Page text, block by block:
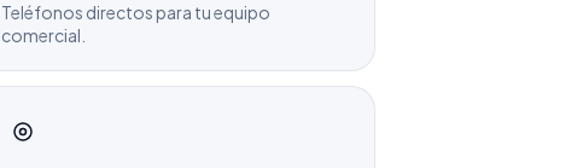
Teléfonos directos para tu equipo
comercial.